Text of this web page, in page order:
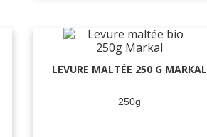
LEVURE MALTÉE 250 G MARKAL
250g